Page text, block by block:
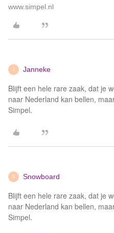
www.simpel.nl
J Janneke
Blijft een hele rare zaak, dat je
naar Nederland kan bellen,
Simpel.
S Snowboard
Blijft een hele rare zaak, dat je
naar Nederland kan bellen,
Simpel.